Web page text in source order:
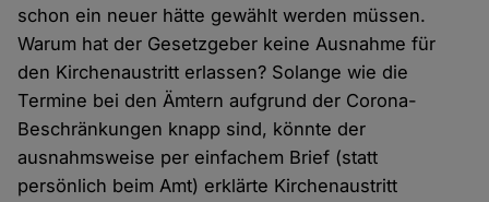
schon ein neuer hätte gewählt werden müssen.
Warum hat der Gesetzgeber keine Ausnahme für
den Kirchenaustritt erlassen? Solange wie die
Termine bei den Ämtern aufgrund der Corona-
Beschränkungen knapp sind, könnte der
ausnahmsweise per einfachem Brief (statt
persönlich beim Amt) erklärte Kirchenaustritt